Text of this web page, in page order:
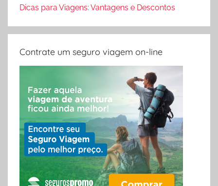
Dicas para Viagens: Vantagens e Descontos
Contrate um seguro viagem on-line